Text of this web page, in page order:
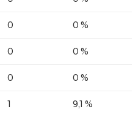
0 0 %
0 0 %
0 0 %
1 9,1 %